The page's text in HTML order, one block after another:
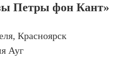
Петры фон Кант»
Красноярск
Ауг